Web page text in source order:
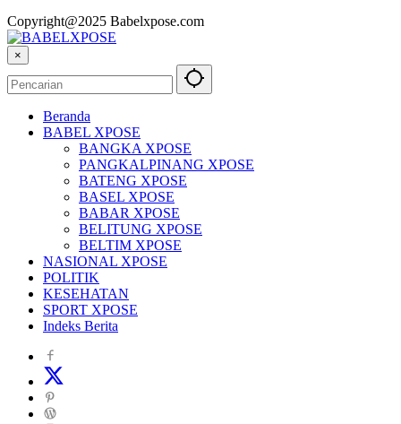
Copyright@2025 Babelxpose.com
×
Beranda
BABEL XPOSE
BANGKA XPOSE
PANGKALPINANG XPOSE
BATENG XPOSE
BASEL XPOSE
BABAR XPOSE
BELITUNG XPOSE
BELTIM XPOSE
NASIONAL XPOSE
POLITIK
KESEHATAN
SPORT XPOSE
Indeks Berita